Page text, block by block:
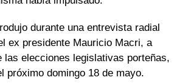
durante una entrevista radial
ex presidente Mauricio Macri, a
las elecciones legislativas porteñas,
próximo domingo 18 de mayo.